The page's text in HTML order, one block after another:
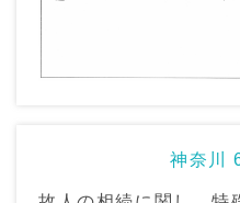
神奈川